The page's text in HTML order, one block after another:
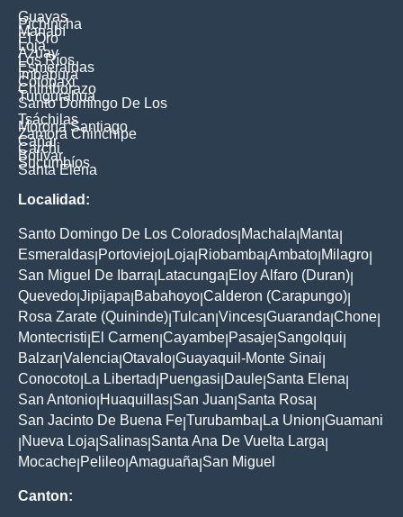
Guayas
Pichincha
Manabí
El Oro
Loja
Azuay
Los Ríos
Esmeraldas
Imbabura
Cotopaxi
Chimborazo
Tungurahua
Santo Domingo De Los
Tsáchilas
Morona Santiago
Zamora Chinchipe
Cañar
Carchi
Bolívar
Sucumbíos
Santa Elena
Localidad:
Santo Domingo De Los Colorados Machala Manta
Esmeraldas Portoviejo Loja Riobamba Ambato Milagro
San Miguel De Ibarra Latacunga Eloy Alfaro (Duran)
Quevedo Jipijapa Babahoyo Calderon (Carapungo)
Rosa Zarate (Quininde) Tulcan Vinces Guaranda Chone
Montecristi El Carmen Cayambe Pasaje Sangolqui
Balzar Valencia Otavalo Guayaquil-Monte Sinai
Conocoto La Libertad Puengasi Daule Santa Elena
San Antonio Huaquillas San Juan Santa Rosa
San Jacinto De Buena Fe Turubamba La Union Guamani
Nueva Loja Salinas Santa Ana De Vuelta Larga
Mocache Pelileo Amaguaña San Miguel
Canton: